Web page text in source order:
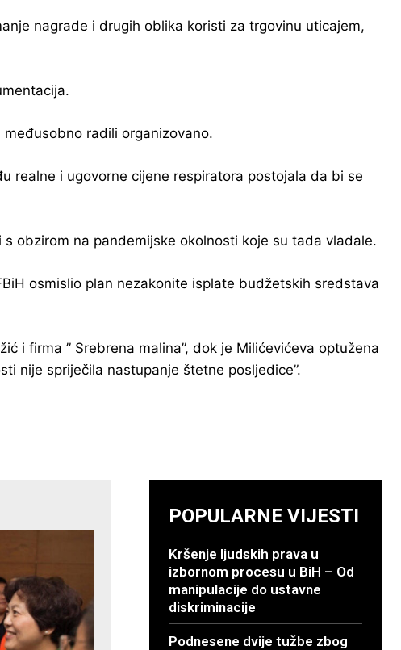
nagrade i drugih oblika koristi za trgovinu uticajem,
radili organizovano.
realne i ugovorne cijene respiratora postojala da bi se
obzirom na pandemijske okolnosti koje su tada vladale.
osmislio plan nezakonite isplate budžetskih sredstava
i firma ” Srebrena malina”, dok je Milićevićeva optužena
nije spriječila nastupanje štetne posljedice”.
POPULARNE VIJESTI
Kršenje ljudskih prava u
izbornom procesu u BiH – Od
manipulacije do ustavne
diskriminacije
Podnesene dvije tužbe zbog